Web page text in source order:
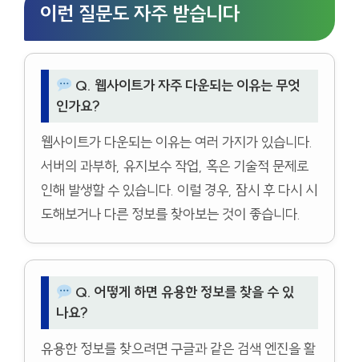
이런 질문도 자주 받습니다
Q. 웹사이트가 자주 다운되는 이유는 무엇
인가요?
웹사이트가 다운되는 이유는 여러 가지가 있습니다.
서버의 과부하, 유지보수 작업, 혹은 기술적 문제로
인해 발생할 수 있습니다. 이럴 경우, 잠시 후 다시 시
도해보거나 다른 정보를 찾아보는 것이 좋습니다.
Q. 어떻게 하면 유용한 정보를 찾을 수 있
나요?
유용한 정보를 찾으려면 구글과 같은 검색 엔진을 활